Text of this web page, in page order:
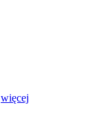
więcej